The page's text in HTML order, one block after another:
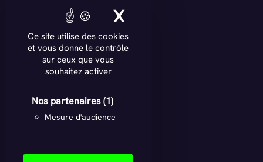
Ce site utilise des cookies
et vous donne le contrôle
sur ceux que vous
souhaitez activer
Nos partenaires(1)
Mesure d'audience
XMASQUER LE